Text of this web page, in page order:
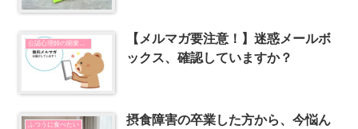
【メルマガ要注意！】迷惑メールボ
ックス、確認していますか？
ふつうに食べたい
摂食障害の卒業した方から、今悩ん